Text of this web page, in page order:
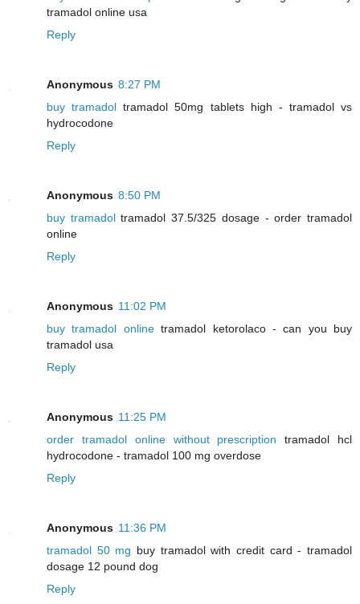
tramadol online usa
Reply
Anonymous 8:27 PM
buy tramadol tramadol 50mg tablets high - tramadol vs
hydrocodone
Reply
Anonymous 8:50 PM
buy tramadoltramadol 37.5/325 dosage - order tramadol
online
Reply
Anonymous 11:02 PM
buy tramadol onlinetramadol ketorolaco - can you buy
tramadol usa
Reply
Anonymous 11:25 PM
order tramadol online without prescription tramadol hcl
hydrocodone - tramadol 100 mg overdose
Reply
Anonymous 11:36 PM
tramadol 50 mg buy tramadol with credit card - tramadol
dosage 12 pound dog
Reply